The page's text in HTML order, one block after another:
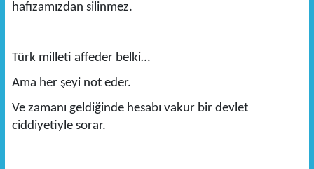
hafızamızdan silinmez.
Türk milleti affeder belki…
Ama her şeyi not eder.
Ve zamanı geldiğinde hesabı vakur bir devlet
ciddiyetiyle sorar.